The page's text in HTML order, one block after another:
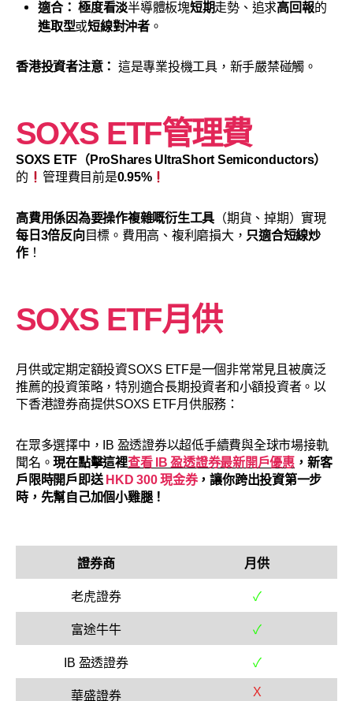
適合： 極度看淡半導體板塊短期走勢、追求高回報的
進取型或短線對沖者。
香港投資者注意： 這是專業投機工具，新手嚴禁碰觸。
SOXS ETF管理費
SOXS ETF（ProShares UltraShort Semiconductors）
的
管理費目前是0.95%
高費用係因為要操作複雜嘅衍生工具 （期貨、掉期）實現
每日3倍反向 目標。費用高、複利磨損大， 只適合短線炒
作！
SOXS ETF月供
月供或定期定額投資SOXS ETF是一個非常常見且被廣泛
推薦的投資策略，特別適合長期投資者和小額投資者。以
下香港證券商提供SOXS ETF月供服務：
在眾多選擇中，IB 盈透證券以超低手續費與全球市場接軌
聞名。現在點擊這裡查看 IB 盈透證券最新開戶優惠 ，新客
戶限時開戶即送 HKD 300 現金券，讓你跨出投資第一步
時，先幫自己加個小雞腿！
證券商 月供
老虎證券 ✓
富途牛牛 ✓
IB 盈透證券 ✓
華盛證券 X